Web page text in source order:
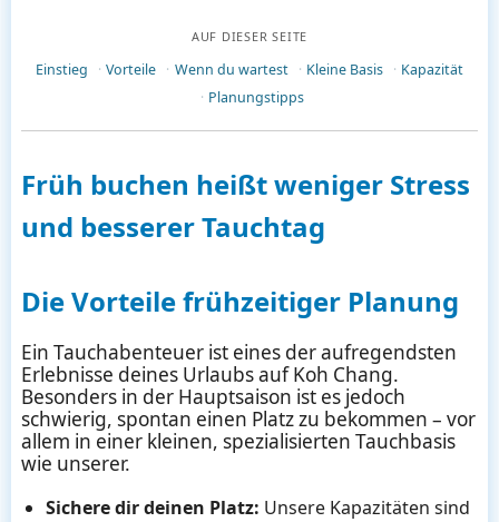
AUF DIESER SEITE
Einstieg Vorteile Wenn du wartest Kleine Basis
Kapazität
Planungstipps
Früh buchen heißt weniger Stress
und besserer Tauchtag
Die Vorteile frühzeitiger Planung
Ein Tauchabenteuer ist eines der aufregendsten
Erlebnisse deines Urlaubs auf Koh Chang.
Besonders in der Hauptsaison ist es jedoch
schwierig, spontan einen Platz zu bekommen – vor
allem in einer kleinen, spezialisierten Tauchbasis
wie unserer.
Sichere dir deinen Platz: Unsere Kapazitäten sind